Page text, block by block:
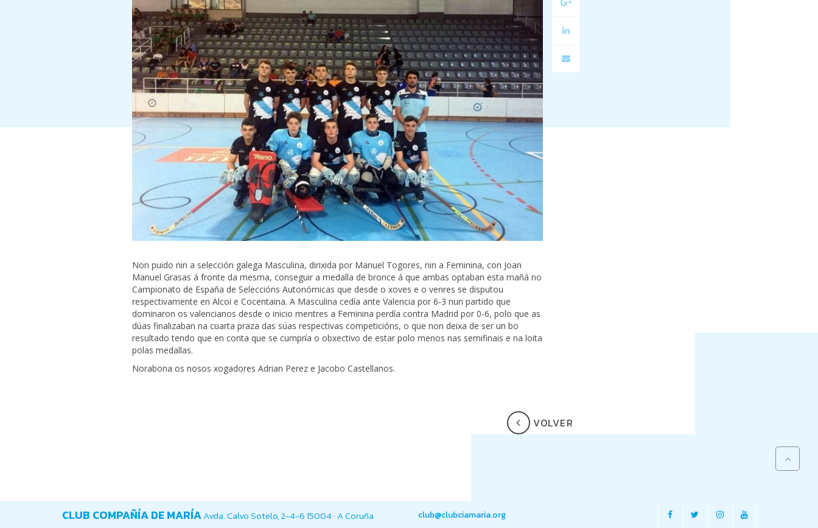
Non puido nin a selección galega Masculina, dirixida por Manuel Togores, nin a Feminina, con Joan
Manuel Grasas á fronte da mesma, conseguir a medalla de bronce á que ambas optaban esta mañá no
Campionato de España de Seleccións Autonómicas que desde o xoves e o venres se disputou
respectivamente en Alcoi e Cocentaina. A Masculina cedía ante Valencia por 6-3 nun partido que
dominaron os valencianos desde o inicio mentres a Feminina perdía contra Madrid por 0-6, polo que as
dúas finalizaban na cuarta praza das súas respectivas competicións, o que non deixa de ser un bo
resultado tendo que en conta que se cumpría o obxectivo de estar polo menos nas semifinais e na loita
polas medallas.
Norabona os nosos xogadores Adrian Perez e Jacobo Castellanos.
VOLVER
CLUB COMPAÑÍA DE MARÍAAvda. Calvo Sotelo, 2-4-6 15004 · A Coruña club@clubciamaria.org